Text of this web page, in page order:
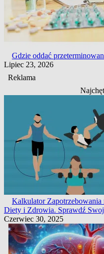
Gdzie oddać
Lipiec 23, 2026
Reklama
Kalkulator
Diety i Zdrowia. Sprawdź
Czerwiec 30, 2025